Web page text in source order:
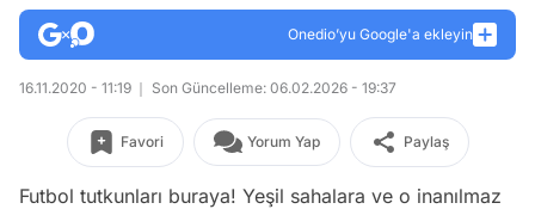
Onedio’yu Google'a ekleyin
16.11.2020 - 11:19 Son Güncelleme: 06.02.2026 - 19:37
Favori Yorum Yap Paylaş
Futbol tutkunları buraya! Yeşil sahalara ve o inanılmaz